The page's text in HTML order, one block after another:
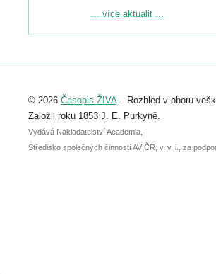
Podrobnější informace ke konferenci
Registrovat se můžete do 6. září.
abstraktu přihlášené přednášky nebo
posteru je už 30. června.
... více aktualit ...
© 2026 Časopis ŽIVA– Rozhled v oboru
Založil roku 1853 J. E. Purkyně.
Vydává Nakladatelství Academia,
Středisko společných činností AV ČR, v. v. i., za